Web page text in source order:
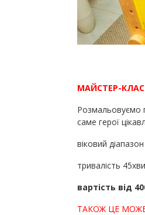
МАЙСТЕР-КЛАС
Розмальовуємо
саме герої
віковий
тривалість
вартість від
ТАКОЖ ЦЕ МОЖЕ